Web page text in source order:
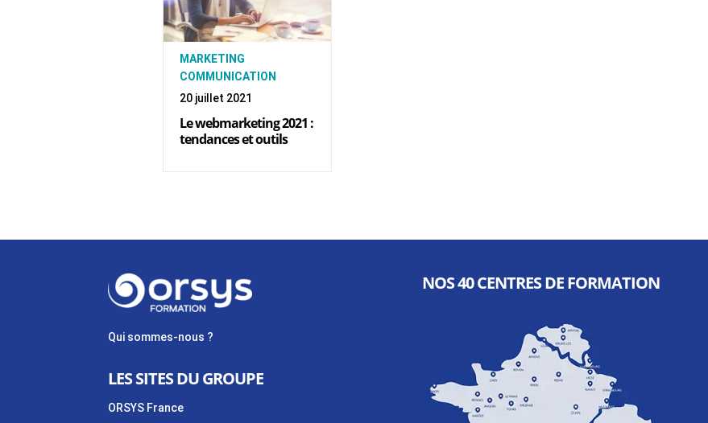
MARKETING
COMMUNICATION
20 juillet 2021
Le webmarketing 2021 :
tendances et outils
Qui sommes-nous ?
LES SITES DU GROUPE
ORSYS France
NOS 40 CENTRES DE FORMATION